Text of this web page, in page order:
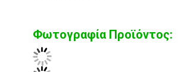
Φωτογραφία Προϊόντος: